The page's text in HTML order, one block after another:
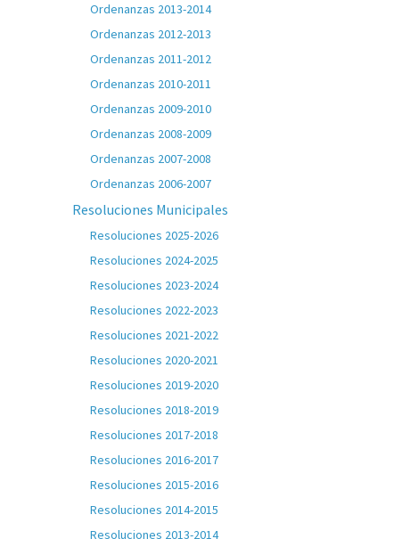
Ordenanzas 2013-2014
Ordenanzas 2012-2013
Ordenanzas 2011-2012
Ordenanzas 2010-2011
Ordenanzas 2009-2010
Ordenanzas 2008-2009
Ordenanzas 2007-2008
Ordenanzas 2006-2007
Resoluciones Municipales
Resoluciones 2025-2026
Resoluciones 2024-2025
Resoluciones 2023-2024
Resoluciones 2022-2023
Resoluciones 2021-2022
Resoluciones 2020-2021
Resoluciones 2019-2020
Resoluciones 2018-2019
Resoluciones 2017-2018
Resoluciones 2016-2017
Resoluciones 2015-2016
Resoluciones 2014-2015
Resoluciones 2013-2014